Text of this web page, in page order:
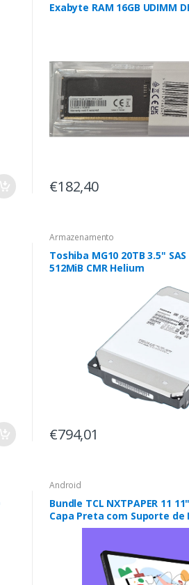
Exabyte RAM 16GB UDIMM
€182,40
Armazenamento
Toshiba MG10 20TB 3.5"
512MiB CMR Helium
€794,01
Android
Bundle TCL NXTPAPER 11
Capa Preta com Suporte de